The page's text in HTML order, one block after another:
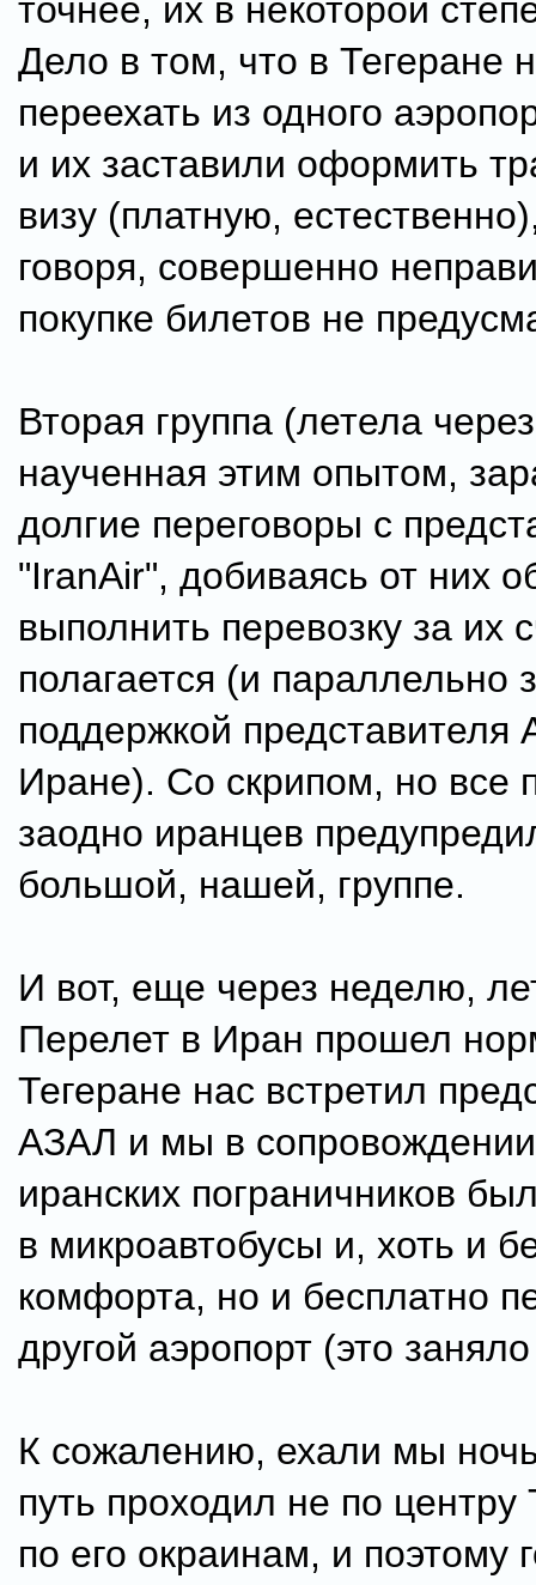
точнее, их в некоторой
Дело в том, что в Тегеране
переехать из одного
и их заставили оформить
визу (платную,
говоря, совершенно
покупке билетов не
Вторая группа (летела
наученная этим опытом,
долгие переговоры с
"IranAir", добиваясь от них
выполнить перевозку за их
полагается (и параллельно
поддержкой представителя
Иране). Со скрипом, но все
заодно иранцев
большой, нашей, группе.
И вот, еще через неделю,
Перелет в Иран прошел
Тегеране нас встретил
АЗАЛ и мы в
иранских пограничников
в микроавтобусы и, хоть и
комфорта, но и бесплатно
другой аэропорт (это
К сожалению, ехали мы
путь проходил не по центру
по его окраинам, и поэтому